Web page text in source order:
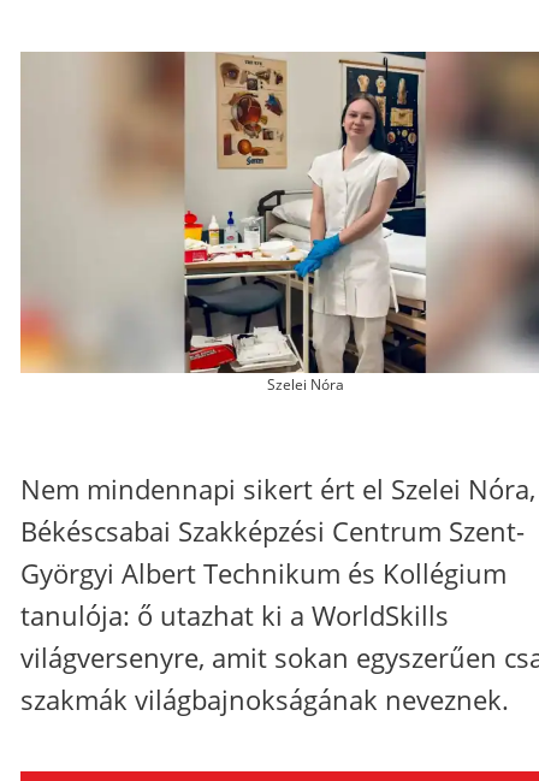
Szelei Nóra
Nem mindennapi sikert ért el Szelei
Békéscsabai Szakképzési Centrum Szent-
Györgyi Albert Technikum és Kollégium
tanulója: ő utazhat ki a WorldSkills
világversenyre, amit sokan egyszerűen
szakmák világbajnokságának neveznek.